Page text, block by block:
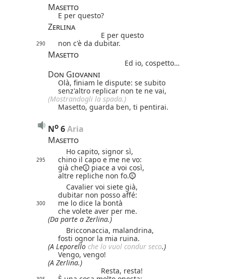
Masetto
E per questo?
Zerlina
E per questo
290 non c'è da dubitar.
Masetto
Ed io, cospetto…
Don Giovanni
Olà, finiam le dispute: se subito
senz'altro replicar non te ne vai,
(Mostrandogli la spada.)
Masetto, guarda ben, ti pentirai.
No 6 Aria
Masetto
Ho capito, signor sì,
295
chino il capo e me ne vo:
già che
piace a voi così,
altre repliche non fo.
Cavalier voi siete già,
dubitar non posso affé:
300
me lo dice la bontà
che volete aver per me.
(Da parte a Zerlina.)
Bricconaccia, malandrina,
fosti ognor la mia ruina.
(A Leporello che lo vuol condur seco.)
Vengo, vengo!
(A Zerlina.)
Resta, resta!